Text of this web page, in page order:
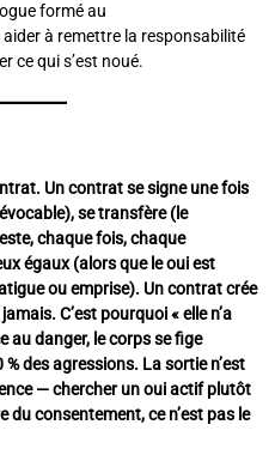
formé au
à remettre la responsabilité
ce qui s’est noué.
Un contrat se signe une fois
se transfère (le
chaque fois, chaque
égaux (alors que le oui est
ou emprise). Un contrat crée
C’est pourquoi « elle n’a
au danger, le corps se fige
des agressions. La sortie n’est
— chercher un oui actif plutôt
du consentement, ce n’est pas le